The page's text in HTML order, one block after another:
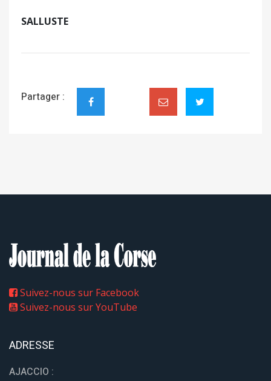
SALLUSTE
Partager :
Suivez-nous sur Facebook
Suivez-nous sur YouTube
ADRESSE
AJACCIO :